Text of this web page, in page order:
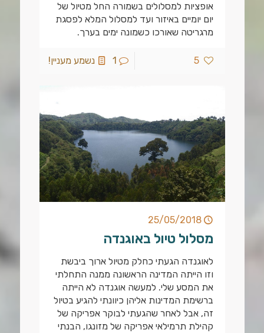
אופציות למסלולים בשמורה החל מטיול של
יום יומיים באיזור ועד למסלול המלא לפסגת
מרגריטה שאורכו כשמונה ימים בערך.
5
1 נשמע מעניין!
25/05/2018
מסלול טיול באוגנדה
לאוגנדה הגעתי כחלק מטיול ארוך ביבשת
וזו הייתה המדינה הראשונה ממנה התחלתי
את המסע שלי. למעשה אוגנדה לא הייתה
ברשימת המדינות אליהן כיוונתי להגיע בטיול
זה, אבל לאחר שהגעתי לבוקר אפריקה של
קהילת תרמילאי אפריקה של מזונגו, הבנתי